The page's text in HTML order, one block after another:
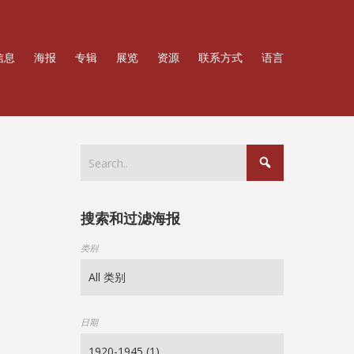
息 海报 专辑 展览 资源 联系方式 语言
搜索和过滤海报
类别
日期